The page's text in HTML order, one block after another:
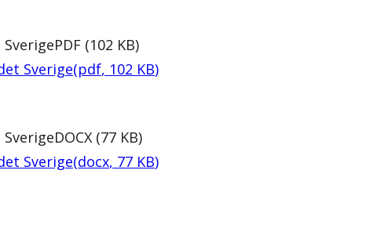
PDF (102 KB)
Sverige(pdf, 102 KB)
DOCX (77 KB)
Sverige(docx, 77 KB)